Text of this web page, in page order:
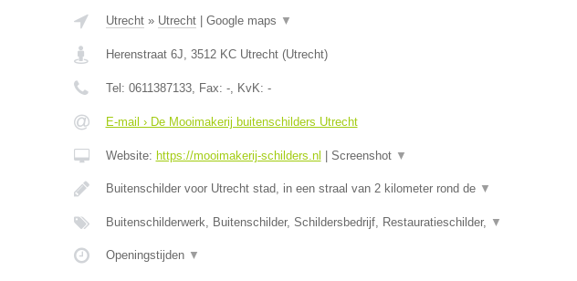
Utrecht» Utrecht| Google maps ▼
Herenstraat 6J, 3512 KC Utrecht(Utrecht)
Tel: 0611387133, Fax: -, KvK: -
E-mail › De Mooimakerij buitenschilders Utrecht
Website: https://mooimakerij-schilders.nl Screenshot ▼
Buitenschilder voor Utrecht stad, in een straal van 2 kilometer rond de ▼
Buitenschilderwerk, Buitenschilder, Schildersbedrijf, Restauratieschilder, ▼
Openingstijden ▼